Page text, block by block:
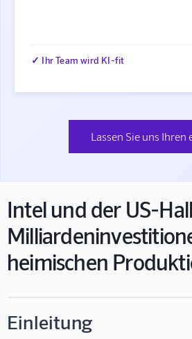
✓ Ihr Team wird KI-fit
Lassen Sie uns
Intel und der US-
heimischen
Einleitung